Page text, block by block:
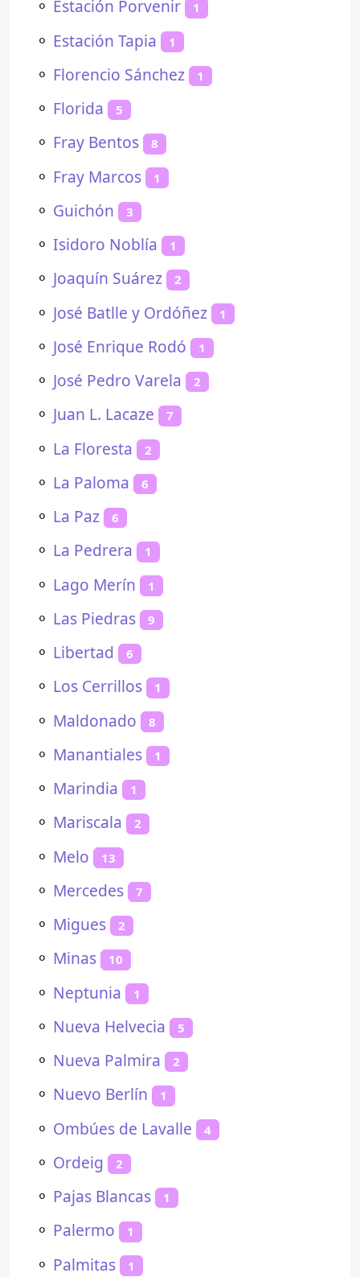
⚬ Estación Porvenir 1
⚬ Estación Tapia 1
⚬ Florencio Sánchez 1
⚬ Florida 5
⚬ Fray Bentos 8
⚬ Fray Marcos 1
⚬ Guichón 3
⚬ Isidoro Noblía 1
⚬ Joaquín Suárez 2
⚬ José Batlle y Ordóñez 1
⚬ José Enrique Rodó 1
⚬ José Pedro Varela 2
⚬ Juan L. Lacaze 7
⚬ La Floresta 2
⚬ La Paloma 6
⚬ La Paz 6
⚬ La Pedrera 1
⚬ Lago Merín 1
⚬ Las Piedras 9
⚬ Libertad 6
⚬ Los Cerrillos 1
⚬ Maldonado 8
⚬ Manantiales 1
⚬ Marindia 1
⚬ Mariscala 2
⚬ Melo 13
⚬ Mercedes 7
⚬ Migues 2
⚬ Minas 10
⚬ Neptunia 1
⚬ Nueva Helvecia 5
⚬ Nueva Palmira 2
⚬ Nuevo Berlín 1
⚬ Ombúes de Lavalle 4
⚬ Ordeig 2
⚬ Pajas Blancas 1
⚬ Palermo 1
⚬ Palmitas 1